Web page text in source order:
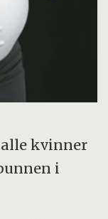
alle kvinner
i